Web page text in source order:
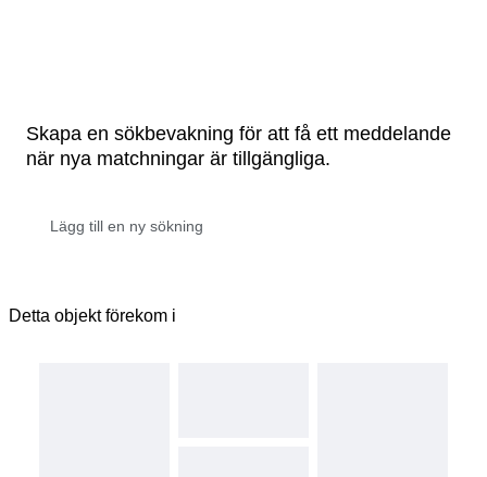
Skapa en sökbevakning för att få ett meddelande
när nya matchningar är tillgängliga.
Detta objekt förekom i